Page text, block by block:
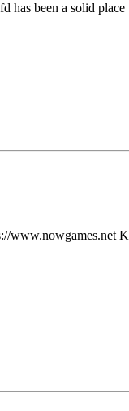
been a solid
www.nowgames.net